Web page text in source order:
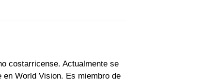
costarricense. Actualmente se
World Vision. Es miembro de